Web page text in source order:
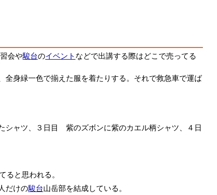
会や駿台のイベント などで出講する際はどこで売ってる
身緑一色で揃えた服を着たりする。それで救急車で運ば
ャツ、３日目 紫のズボンに紫のカエル柄シャツ、４日
ると思われる。
だけの駿台山岳部を結成している。